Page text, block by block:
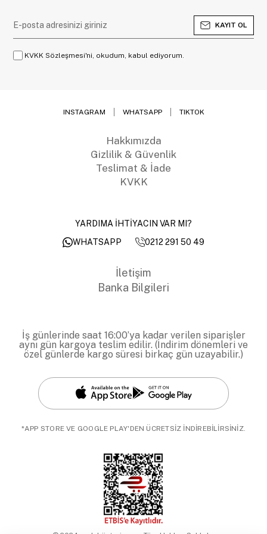
KAYIT OL
KVKK Sözleşmesi'ni, okudum, kabul ediyorum.
INSTAGRAM WHATSAPP TIKTOK
Hakkımızda
Gizlilik & Güvenlik
Teslimat & İade
KVKK
YARDIMA İHTİYACIN VAR MI?
WHATSAPP
0212 291 50 49
İletişim
Banka Bilgileri
İş günlerinde saat 16:00’ya kadar verilen siparişler
aynı gün kargoya teslim edilir. (İndirim dönemleri ve
özel günlerde kargo süresi birkaç gün uzayabilir.)
*APP STORE VE GOOGLE PLAY'DEN ÜCRETSİZ İNDİREBİLİRSİNİZ.